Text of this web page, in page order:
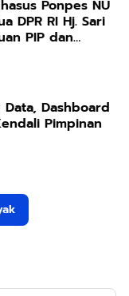
Ponpes NU
PIP dan
Dashboard
Pimpinan